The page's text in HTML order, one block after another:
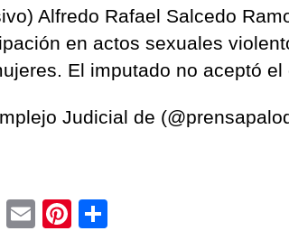
Alfredo Rafael Salcedo
en actos sexuales
El imputado no aceptó el
Judicial de
T
E
Pi